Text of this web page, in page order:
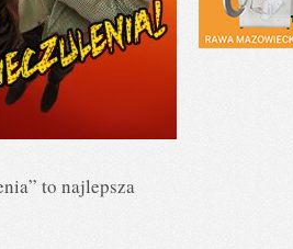
to najlepsza